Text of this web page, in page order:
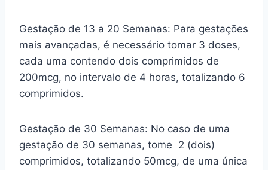
Gestação de 13 a 20 Semanas: Para gestações
mais avançadas, é necessário tomar 3 doses,
cada uma contendo dois comprimidos de
200mcg, no intervalo de 4 horas, totalizando 6
comprimidos.
Gestação de 30 Semanas: No caso de uma
gestação de 30 semanas, tome 2 (dois)
comprimidos, totalizando 50mcg, de uma única